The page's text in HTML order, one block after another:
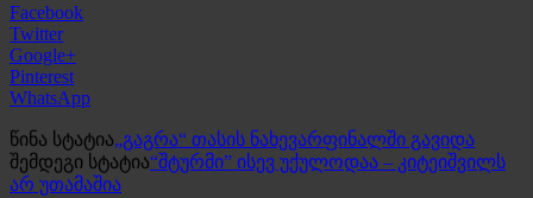
Facebook
Twitter
Google+
Pinterest
WhatsApp
წინა სტატია„გაგრა“ თასის ნახევარფინალში გავიდა
შემდეგი სტატია“შტურმი” ისევ უქულოდაა – კიტეიშვილს
არ უთამაშია